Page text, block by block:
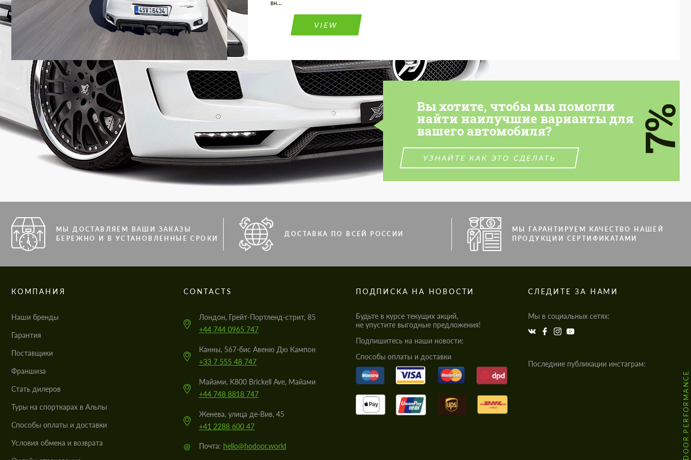
вн...
VIEW
Вы хотите, чтобы мы помогли
найти наилучшие варианты для
вашего автомобиля?
УЗНАЙТЕ КАК ЭТО СДЕЛАТЬ
7%
МЫ ДОСТАВЛЯЕМ ВАШИ ЗАКАЗЫ
БЕРЕЖНО И В УСТАНОВЛЕННЫЕ СРОКИ
ДОСТАВКА ПО ВСЕЙ РОССИИ
МЫ ГАРАНТИРУЕМ КАЧЕСТВО НАШЕЙ
ПРОДУКЦИИ СЕРТИФИКАТАМИ
КОМПАНИЯ
Наши бренды
Гарантия
Поставщики
Франшиза
Стать дилеров
Туры на спорткарах в Альпы
Cпособы оплаты и доставки
Условия обмена и возврата
CONTACTS
Лондон, Грейт-Портленд-стрит, 85
+44 744 0965 747
Канны, 567-бис Авеню Дю Кампон
+33 7 555 48 747
Майами, K800 Brickell Ave, Майами
+44 748 8818 747
Женева, улица де-Вив, 45
+41 2288 600 47
@ Почта: hello@hodoor.world
ПОДПИСКА НА НОВОСТИ
Будьте в курсе текущих акций,
не упустите выгодные предложения!
Подпишитесь на наши новости:
Cпособы оплаты и доставки
СЛЕДИТЕ ЗА НАМИ
Мы в социальных сетях:
Последние публикации инстаграм:
@HODOOR.PERFORMANCE